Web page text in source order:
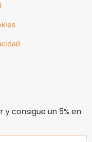
consigue un 5% en